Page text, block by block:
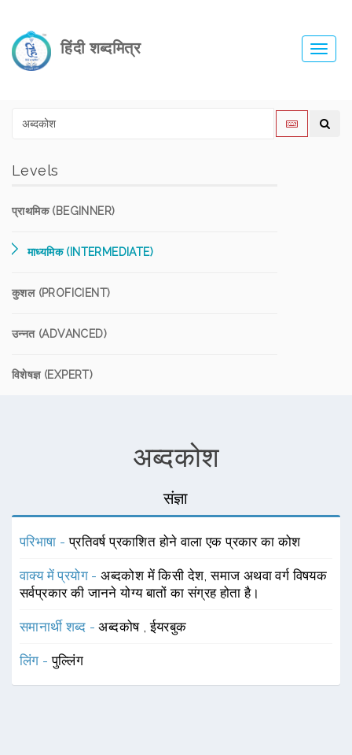
हिंदी शब्दमित्र
Levels
प्राथमिक (BEGINNER)
माध्यमिक (INTERMEDIATE)
कुशल (PROFICIENT)
उन्नत (ADVANCED)
विशेषज्ञ (EXPERT)
अब्दकोश
संज्ञा
परिभाषा -प्रतिवर्ष प्रकाशित होने वाला एक प्रकार का कोश
वाक्य में प्रयोग -अब्दकोश में किसी देश, समाज अथवा वर्ग विषयक
सर्वप्रकार की जानने योग्य बातों का संग्रह होता है।
समानार्थी शब्द -अब्दकोष ,ईयरबुक
लिंग -पुल्लिंग